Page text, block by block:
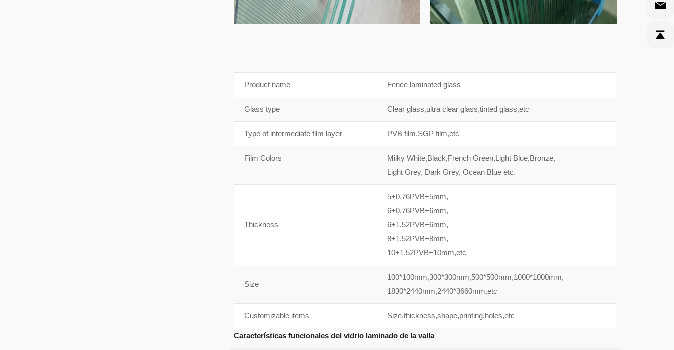
Product name Fence laminated glass
Glass type Clear glass,ultra clear glass,tinted glass,etc
Type of intermediate film layer PVB film,SGP film,etc
Film Colors
Milky White,Black,French Green,Light Blue,Bronze,
Light Grey, Dark Grey, Ocean Blue etc.
Thickness
5+0.76PVB+5mm,
6+0.76PVB+6mm,
6+1.52PVB+6mm,
8+1.52PVB+8mm,
10+1.52PVB+10mm,etc
Size
100*100mm,300*300mm,500*500mm,1000*1000mm,
1830*2440mm,2440*3660mm,etc
Customizable items Size,thickness,shape,printing,holes,etc
Características funcionales del vidrio laminado de la valla